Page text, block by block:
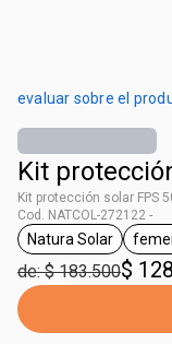
evaluar sobre el
Kit
Kit protección solar FPS
Cod. NATCOL-272122 -
general.tag
Natura Solar
de: $ 183.500$